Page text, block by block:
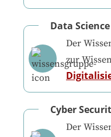
Data Science
Der
zur
Cyber
Der